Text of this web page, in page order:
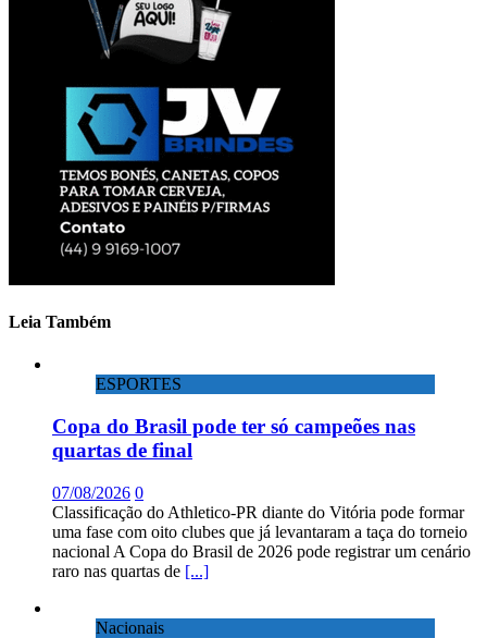
Leia Também
ESPORTES
Copa do Brasil pode ter só campeões nas
quartas de final
07/08/2026 0
Classificação do Athletico-PR diante do Vitória pode formar
uma fase com oito clubes que já levantaram a taça do torneio
nacional A Copa do Brasil de 2026 pode registrar um cenário
raro nas quartas de [...]
Nacionais